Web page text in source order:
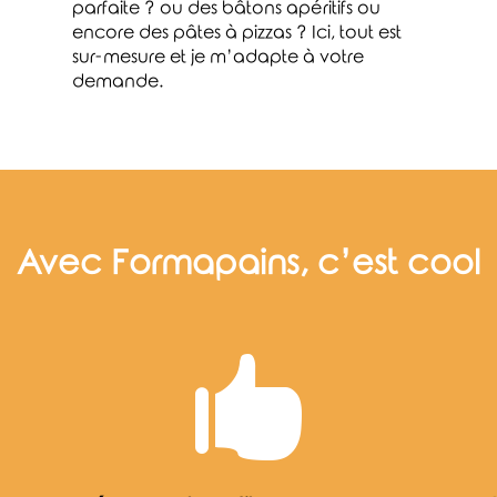
parfaite ? ou des bâtons apéritifs ou
encore des pâtes à pizzas ? Ici, tout est
sur-mesure et je m’adapte à votre
demande.
Avec Formapains, c’est cool
